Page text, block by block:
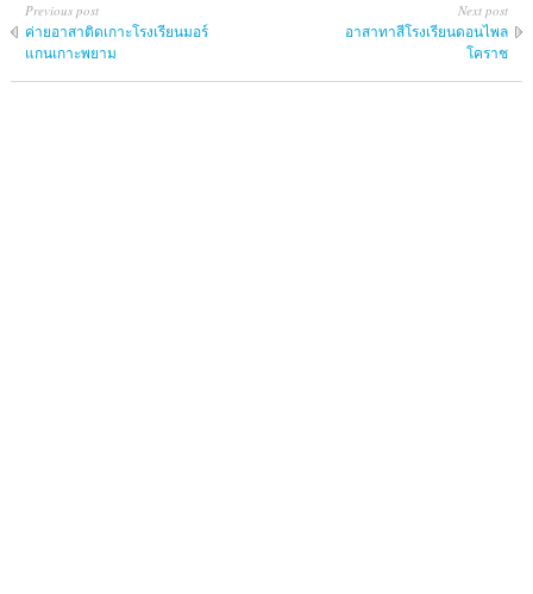
Previous post
ค่ายอาสาติดเกาะโรงเรียนมอร์
แกนเกาะพยาม
Next post
อาสาทาสีโรงเรียนดอนไพล
โคราช